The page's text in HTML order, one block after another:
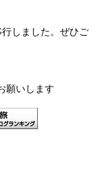
しました。ぜひご
願いします